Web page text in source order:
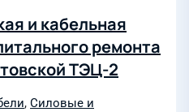
и кабельная
ремонта
ТЭЦ-2
, Силовые и